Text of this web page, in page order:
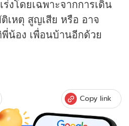
งโดยเฉพาะจากการเดิน
เหตุ สูญเสีย หรือ อาจ
อง เพื่อนบ้านอีกด้วย
Copy link